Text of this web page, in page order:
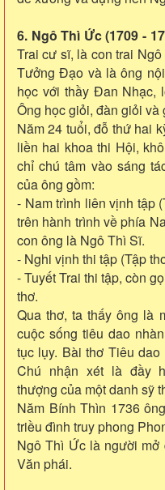
6. Ngô Thì Ức (1709 -
Trai cư sĩ, là con trai
Tưởng Đạo và là ông
học với thầy Đan Nhạc,
Ông học giỏi, đàn giỏi và
Năm 24 tuổi, đỗ thứ hai
liền hai khoa thi Hội,
chỉ chú tâm vào sáng
của ông gồm:
- Nam trình liên vịnh tập
trên hành trình về phía
con ông là Ngô Thì Sĩ.
- Nghi vịnh thi tập (Tập
- Tuyết Trai thi tập, còn
thơ.
Qua thơ, ta thấy ông là
cuộc sống tiêu dao
tục lụy. Bài thơ Tiêu
Chú nhận xét là đầy
thượng của một danh sỹ
Năm Bính Thìn 1736
triều đình truy phong
Ngô Thì Ức là người
Văn phái.